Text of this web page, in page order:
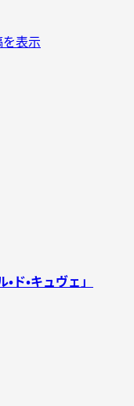
表示
ド・キュヴェ」